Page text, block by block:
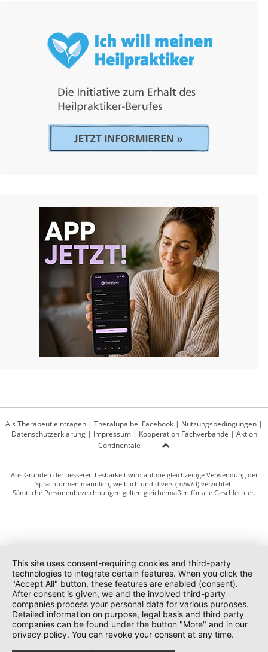
Als Therapeut eintragen | Theralupa bei Facebook | Nutzungsbedingungen |
Datenschutzerklärung| Impressum| Kooperation Fachverbände | Aktion
Continentale
Aus Gründen der besseren Lesbarkeit wird auf die gleichzeitige Verwendung der
Sprachformen männlich, weiblich und divers (m/w/d) verzichtet.
Sämtliche Personenbezeichnungen gelten gleichermaßen für alle Geschlechter.
This site uses consent-requiring cookies and third-party
technologies to integrate certain features. When you click the
"Accept All" button, these features are enabled (consent).
After consent is given, we and the involved third-party
companies process your personal data for various purposes.
Detailed information on purpose, legal basis and third party
companies can be found under the button "More" and in our
privacy policy. You can revoke your consent at any time.